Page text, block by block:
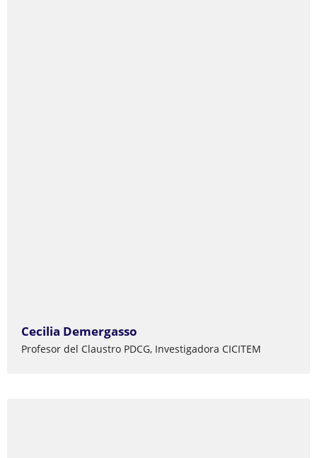
Cecilia Demergasso
Profesor del Claustro PDCG, Investigadora CICITEM